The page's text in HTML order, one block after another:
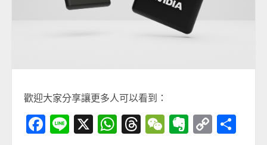
歡迎大家分享讓更多人可以看到：
Facebook
Line
X WhatsApp
Threads
WeChat
Evernote
Copy